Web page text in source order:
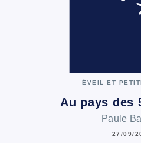
ÉVEIL ET
Au pays des
Paule
27/09/